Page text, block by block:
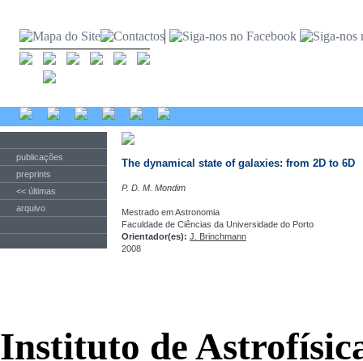
publicações
preprints
<< últimas
arquivo
The dynamical state of galaxies: from 2D to 6D
P. D. M. Mondim
Mestrado em Astronomia
Faculdade de Ciências da Universidade do Porto
Orientador(es): J. Brinchmann
2008
Instituto de